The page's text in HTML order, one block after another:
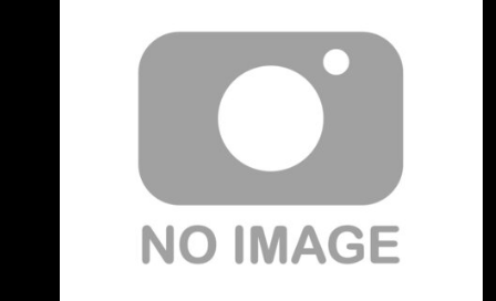
要32000，在印尼當一個全職保母只要台幣
2000 一堆東南亞人都搶著到台灣賺錢，導致本
地勞工失去議價能力 各位鄉民怎麼看？ -- 不過
現在歐美日各國都在反外勞反移民